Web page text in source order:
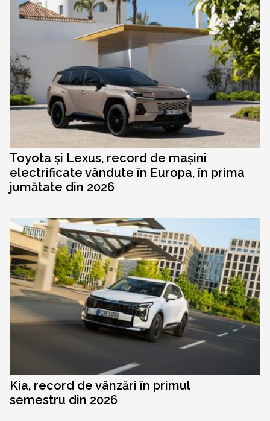
Toyota și Lexus, record de mașini
electrificate vândute în Europa, în prima
jumătate din 2026
Kia, record de vânzări în primul
semestru din 2026